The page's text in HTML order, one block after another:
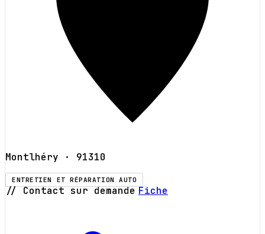
Montlhéry · 91310
ENTRETIEN ET RÉPARATION AUTO
// Contact sur demande Fiche